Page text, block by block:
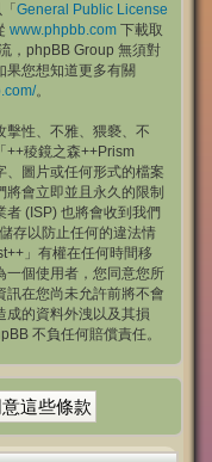
General Public License
www.phpbb.com 下載取
，phpBB Group 無須對
果您想知道更多有關
。
擊性、不雅、猥褻、不
++稜鏡之森++Prism
、圖片或任何形式的檔案
會立即並且永久的限制
(ISP) 也將會收到我們
存以防止任何的違法情
」有權在任何時間移
一個使用者，您同意您所
訊在您尚未允許前將不會
成的資料外洩以及其損
不負任何賠償責任。